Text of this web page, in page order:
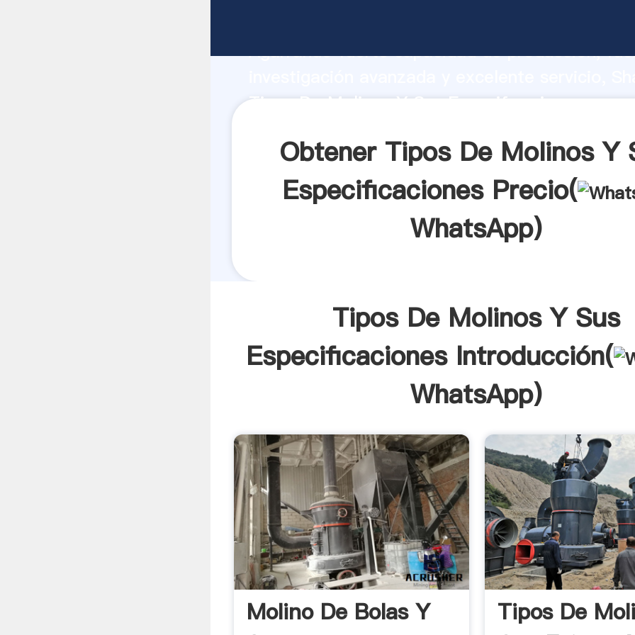
Agarrando fuerte capacidad de producción,
Tipos De Molinos Y Sus Especificaciones
Obtener Tipos De Molinos Y
Especificaciones Precio(
WhatsApp)
Tipos De Molinos Y Sus
Especificaciones Introducción(
WhatsApp)
Molino De Bolas Y
Tipos De